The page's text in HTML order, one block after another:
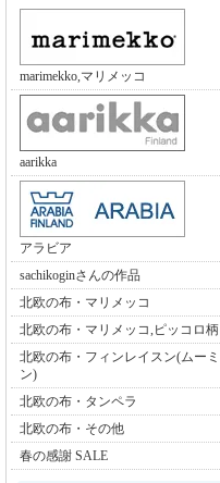
marimekko,マリメッコ
aarikka
アラビア
sachikoginさんの作品
北欧の布・マリメッコ
北欧の布・マリメッコ,ピッコロ柄
北欧の布・フィンレイスン(ムーミ
ン)
北欧の布・タンペラ
北欧の布・その他
春の感謝 SALE